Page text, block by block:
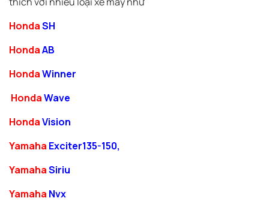
HondaSH
HondaAB
HondaWinner
HondaWave
HondaVision
Yamaha Exciter135-150,
YamahaSiriu
Yamaha Nvx